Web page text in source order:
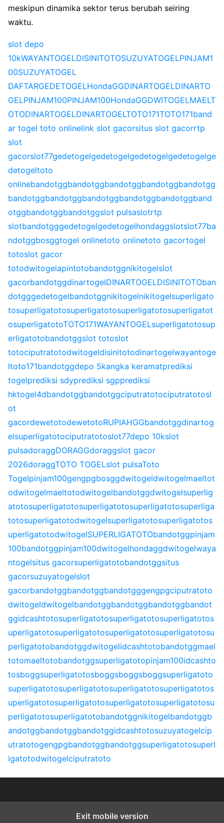
meskipun dinamika sektor terus berubah seiring
waktu.
slot depo
10kWAYANTOGELDISINITOTOSUZUYATOGELPINJAM1
00SUZUYATOGEL
DAFTARGEDETOGELHondaGGDINARTOGELDINARTO
GELPINJAM100PINJAM100HondaGGDWITOGELMAELT
OTODINARTOGELDINARTOGELTOTO171TOTO171band
ar togel toto onlinelink slot gacorsitus slot gacorrtp
slot
gacorslot77gedetogelgedetogelgedetogelgedetogelge
detogeltoto
onlinebandotggbandotggbandotggbandotggbandotgg
bandotggbandotggbandotggbandotggbandotggband
otggbandotggbandotggslot pulsaslotrtp
slotbandotgggedetogelgedetogelhondaggslotslot77ba
ndotggbosggtogel onlinetoto onlinetoto gacortogel
totoslot gacor
totodwitogelapintotobandotggnikitogelslot
gacorbandotggdinartogelDINARTOGELDISINITOTOban
dotgggedetogelbandotggnikitogelnikitogelsuperligato
tosuperligatotosuperligatotosuperligatotosuperligatot
osuperligatotoTOTO171WAYANTOGELsuperligatotosup
erligatotobandotggslot totoslot
totociputratotodwitogeldisinitotodinartogelwayantoge
ltoto171bandotggdepo 5kangka keramatprediksi
togelprediksi sdyprediksi sgpprediksi
hktogel4dbandotggbandotggciputratotociputratotosl
ot
gacordewetotodewetotoRUPIAHGGbandotggdinartog
elsuperligatotociputratotoslot77depo 10kslot
pulsadoraggDORAGGdoraggslot gacor
2026doraggTOTO TOGELslot pulsaToto
Togelpinjam100gengpgbosggdwitogeldwitogelmaeltot
odwitogelmaeltotodwitogelbandotggdwitogelsuperlig
atotosuperligatotosuperligatotosuperligatotosuperliga
totosuperligatotodwitogelsuperligatotosuperligatotos
uperligatotodwitogelSUPERLIGATOTObandotggpinjam
100bandotggpinjam100dwitogelhondaggdwitogelwaya
ntogelsitus gacorsuperligatotobandotggsitus
gacorsuzuyatogelslot
gacorbandotggbandotggbandotgggengpgciputratoto
dwitogeldwitogelbandotggbandotggbandotggbandot
ggidcashtotosuperligatotosuperligatotosuperligatotos
uperligatotosuperligatotosuperligatotosuperligatotosu
perligatotobandotggdwitogelidcashtotobandotggmael
totomaeltotobandotggsuperligatotopinjam100idcashto
tosboggsuperligatotosboggsboggsboggsuperligatoto
superligatotosuperligatotosuperligatotosuperligatotos
uperligatotosuperligatotosuperligatotosuperligatotosu
perligatotosuperligatotobandotggnikitogelbandotggb
andotggbandotggbandotggidcashtotosuzuyatogelcip
utratotogengpgbandotggbandotggsuperligatotosuperl
igatotodwitogelciputratoto
Exit mobile version